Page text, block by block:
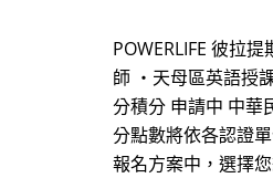
POWERLIFE 彼拉
師 ・天母區英語授
分積分 申請中 中華
分點數將依各認證
報名方案中，選擇